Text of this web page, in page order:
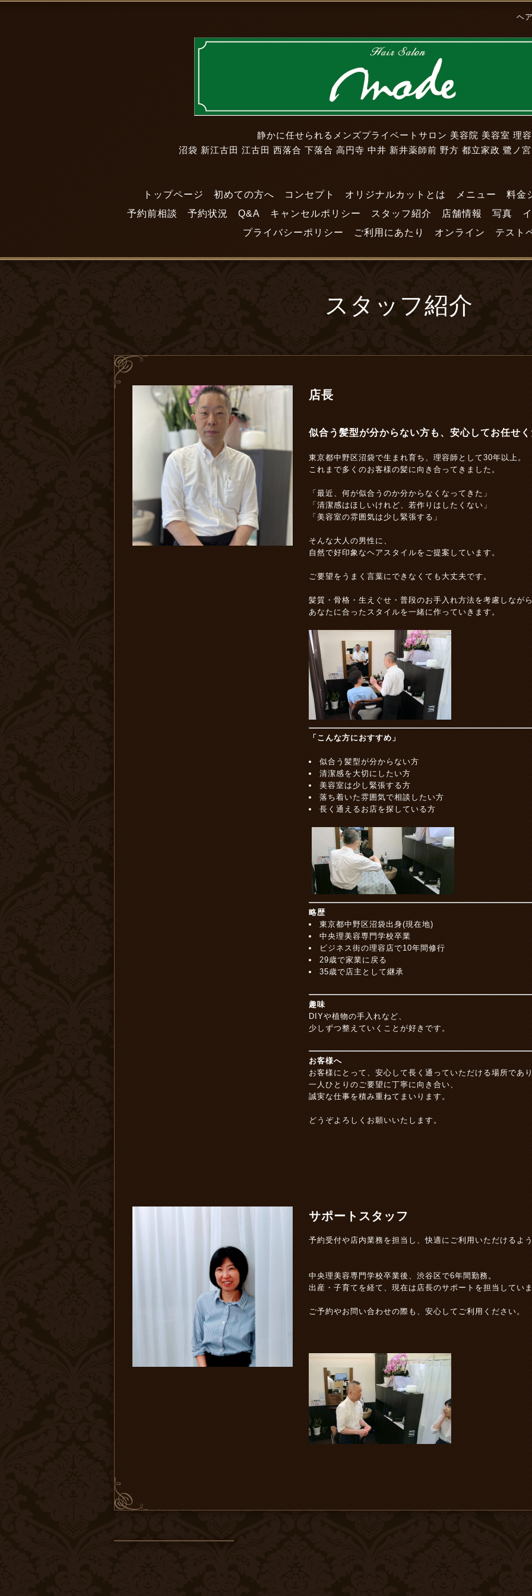
ヘ
静かに任せられるメンズプライベートサロン 美容院 美容室 理
沼袋 新江古田 江古田 西落合 下落合 高円寺 中井 新井薬師前 野方 都立家政 鷺ノ
トップページ 初めての方へ コンセプト オリジナルカットとは メニュー
料金
予約前相談
予約状況 Q&A キャンセルポリシー スタッフ紹介 店舗情報 写真
プライバシーポリシー
ご利用にあたり オンライン テスト
スタッフ紹介
店長
似合う髪型が分からない方も、 安心してお任せ
東京都中野区沼袋で生まれ育ち、理容師として30年以上。
これまで多くのお客様の髪に向き合ってきました。
「最近、何が似合うのか分からなくなってきた」
「清潔感はほしいけれど、若作りはしたくない」
「美容室の雰囲気は少し緊張する」
そんな大人の男性に、
自然で好印象なヘアスタイルをご提案しています。
ご要望をうまく言葉にできなくても大丈夫です。
髪質・骨格・生えぐせ・普段のお手入れ方法を考慮しなが
あなたに合ったスタイルを一緒に作っていきます。
「こんな方におすすめ」
似合う髪型が分からない方
清潔感を大切にしたい方
美容室は少し緊張する方
落ち着いた雰囲気で相談したい方
長く通えるお店を探している方
略歴
東京都中野区沼袋出身(現在地)
中央理美容専門学校卒業
ビジネス街の理容店で10年間修行
29歳で家業に戻る
35歳で店主として継承
趣味
DIYや植物の手入れなど、
少しずつ整えていくことが好きです。
お客様へ
お客様にとって、安心して長く通っていただける場所であ
一人ひとりのご要望に丁寧に向き合い、
誠実な仕事を積み重ねてまいります。
どうぞよろしくお願いいたします。
サポートスタッフ
予約受付や店内業務を担当し、快適にご利用いただけるよ
中央理美容専門学校卒業後、渋谷区で6年間勤務。
出産・子育てを経て、現在は店長のサポートを担当してい
ご予約やお問い合わせの際も、安心してご利用ください。